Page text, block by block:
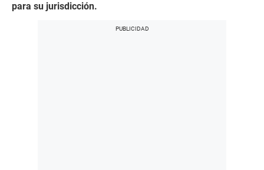
para su jurisdicción.